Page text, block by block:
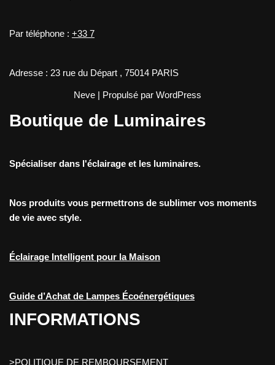
Par téléphone : +33 7
Adresse : 23 rue du Départ , 75014 PARIS
Neve | Propulsé par WordPress
Boutique de Luminaires
Spécialiser dans l'éclairage et les luminaires.
Nos produits vous permettrons de sublimer vos moments
de vie avec style.
Éclairage Intelligent pour la Maison
Guide d’Achat de Lampes Écoénergétiques
INFORMATIONS
>POLITIQUE DE REMBOURSEMENT